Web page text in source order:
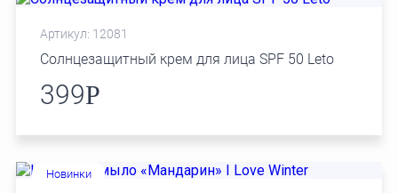
Артикул: 12081
Солнцезащитный крем для лица SPF 50 Leto
399Р
Новинки